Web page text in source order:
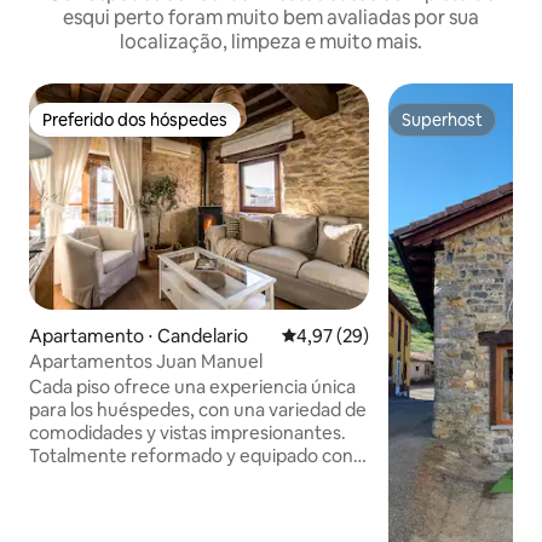
esqui perto foram muito bem avaliadas por sua
localização, limpeza e muito mais.
Preferido dos hóspedes
Preferido dos hóspedes
Apartamento ⋅ Candelario 4,97 de uma avaliação média
4,97 (29)
Apartamentos Juan Manuel
Cada piso ofrece una experiencia única
para los huéspedes, con una variedad de
comodidades y vistas impresionantes.
Totalmente reformado y equipado con
Superhost
Superhost